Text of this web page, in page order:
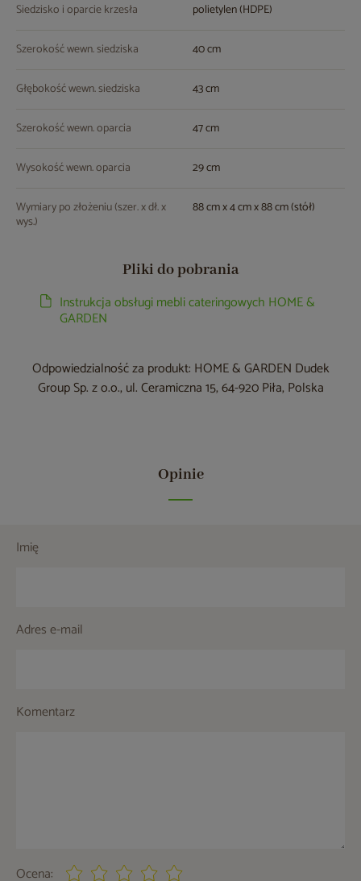
Siedzisko i oparcie krzesła polietylen (HDPE)
Szerokość wewn. siedziska 40 cm
Głębokość wewn. siedziska 43 cm
Szerokość wewn. oparcia 47 cm
Wysokość wewn. oparcia 29 cm
Wymiary po złożeniu (szer. x dł. x
wys.)
88 cm x 4 cm x 88 cm (stół)
Pliki do pobrania
Instrukcja obsługi mebli cateringowych HOME &
GARDEN
Odpowiedzialność za produkt: HOME & GARDEN Dudek
Group Sp. z o.o., ul. Ceramiczna 15, 64-920 Piła, Polska
Opinie
Imię
Adres e-mail
Komentarz
Ocena: